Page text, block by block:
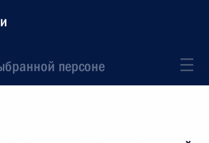
персоне